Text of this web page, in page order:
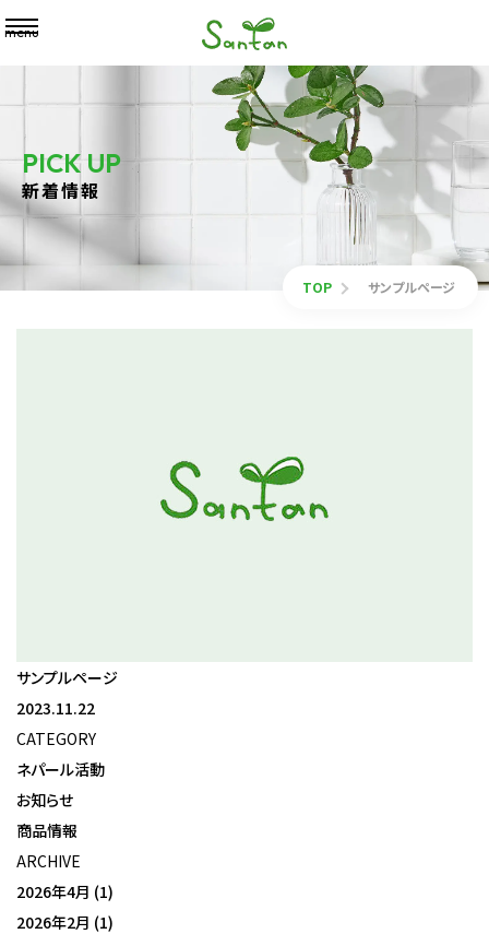
menu
PICK UP
新着情報
TOP サンプルページ
サンプルページ
2023.11.22
CATEGORY
ネパール活動
お知らせ
商品情報
ARCHIVE
2026年4月 (1)
2026年2月 (1)